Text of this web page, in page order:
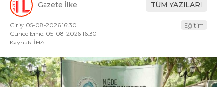
Gazete İlke TÜM YAZILARI
Giriş: 05-08-2026 16:30
Güncelleme: 05-08-2026 16:30
Kaynak: İHA
Eğitim